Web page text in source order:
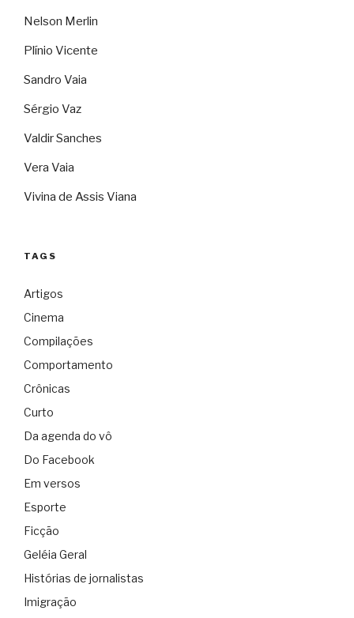
Nelson Merlin
Plínio Vicente
Sandro Vaia
Sérgio Vaz
Valdir Sanches
Vera Vaia
Vivina de Assis Viana
TAGS
Artigos
Cinema
Compilações
Comportamento
Crônicas
Curto
Da agenda do vô
Do Facebook
Em versos
Esporte
Ficção
Geléia Geral
Histórias de jornalistas
Imigração